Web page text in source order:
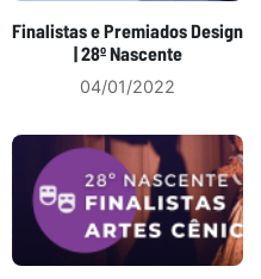
Finalistas e Premiados Design
| 28º Nascente
04/01/2022